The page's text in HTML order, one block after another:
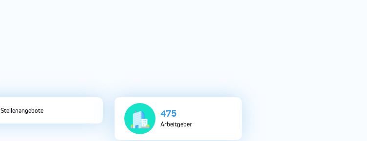
Stellenangebote 950
Arbeitgeber